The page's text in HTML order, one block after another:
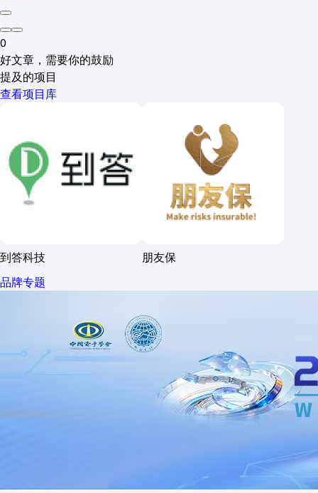
0
好文章，需要你的鼓励
提及的项目
查看项目库
到答科技
朋友保
品牌专题